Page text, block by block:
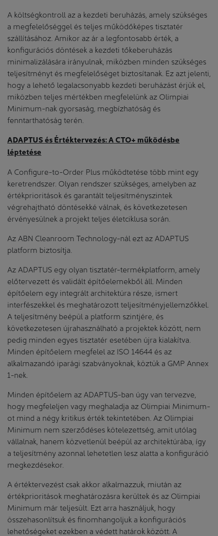
A költségkontroll az a kezdeti beruházás, amely szükséges
a megfelelőséggel és teljes működőképes tisztatér
szállításához. Amikor az ár a legfontosabb érték, a
konfigurációs döntések a kezdeti tőkeberuházás
minimalizálására irányulnak, miközben minden szükséges
teljesítményt és megfelelőséget biztosítanak. Ez azt jelenti,
hogy a lehető legalacsonyabb kezdeti beruházást érjük el,
miközben teljes mértékben megfelelünk az Olimpiai
Minimum-nak gyorsaság, megbízhatóság és
fenntarthatóság terén.
ADAPTUS és Értéktervezés: A CTO+ működésbe
léptetése
A Configure-to-Order Plus működtetése több mint egy
keretrendszer. Olyan rendszer szükséges, amelyben az
értékprioritások és garantált teljesítményszintek
végrehajtható döntésekké válnak, és következetesen
érvényesülnek a projekt teljes életciklusa során.
Az ABN Cleanroom Technology-nál ezt az ADAPTUS
platform biztosítja.
Az ADAPTUS egy olyan tisztatér-termékplatform, amely
előtervezett és validált építőelemekből áll. Minden
építőelem egy integrált architektúra része, ismert
interfészekkel és meghatározott teljesítményjellemzőkkel.
A teljesítmény beépül a platform szintjére, és
következetesen újrahasználható a projektek között, nem
pedig minden egyes tisztatér esetében újra kialakítva.
Minden építőelem megfelel az ISO 14644 és az
alkalmazandó iparági szabványoknak, köztük a GMP Annex
1-nek.
Minden építőelem az ADAPTUS-ban úgy van tervezve,
hogy megfeleljen vagy meghaladja az Olimpiai Minimum-
ot mind a négy kritikus érték tekintetében. Az Olimpiai
Minimum nem szerződéses kötelezettség, amit utólag
vállalnak, hanem közvetlenül beépül az architektúrába, így
a teljesítmény azonnal lehetetlen lesz alatta a konfiguráció
megkezdésekor.
A értéktervezést csak akkor alkalmazzuk, miután az
értékprioritások meghatározásra kerültek és az Olimpiai
Minimum már teljesült. Ezt arra használjuk, hogy
összehasonlítsuk és finomhangoljuk a konfigurációs
lehetőségeket ezekben a védett határok között. A